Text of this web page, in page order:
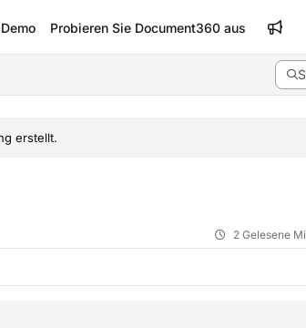
Probieren Sie Document360 aus
erstellt.
2 Gelesene